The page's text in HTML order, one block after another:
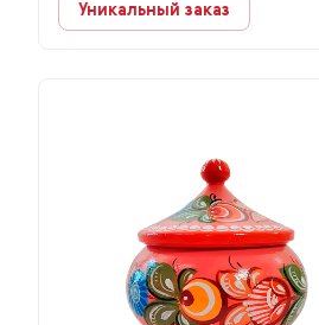
Уникальный заказ